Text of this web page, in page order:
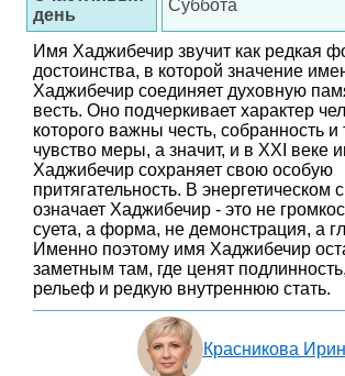
день
Суббота
Имя Хаджибечир звучит как редкая
достоинства, в которой значение
Хаджибечир соединяет духовную
весть. Оно подчеркивает характер
которого важны честь, собранность и
чувство меры, а значит, и в XXI веке
Хаджибечир сохраняет свою особую
притягательность. В энергетическом
означает Хаджибечир - это не
суета, а форма, не демонстрация, а
Именно поэтому имя Хаджибечир
заметным там, где ценят
рельеф и редкую внутреннюю стать.
Красникова